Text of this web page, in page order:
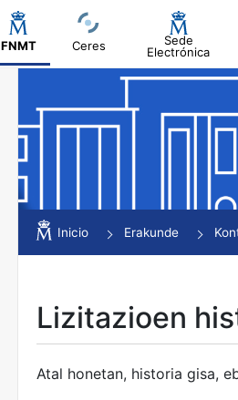
FNMT Ceres
Sede
Electrónica
Erakutsi/Ezkutatu
Erakutsi/Ezkutatu
Erakutsi/Ezkutatu
Inicio Erakunde
Lizitazioen
Atal honetan, historia gisa,